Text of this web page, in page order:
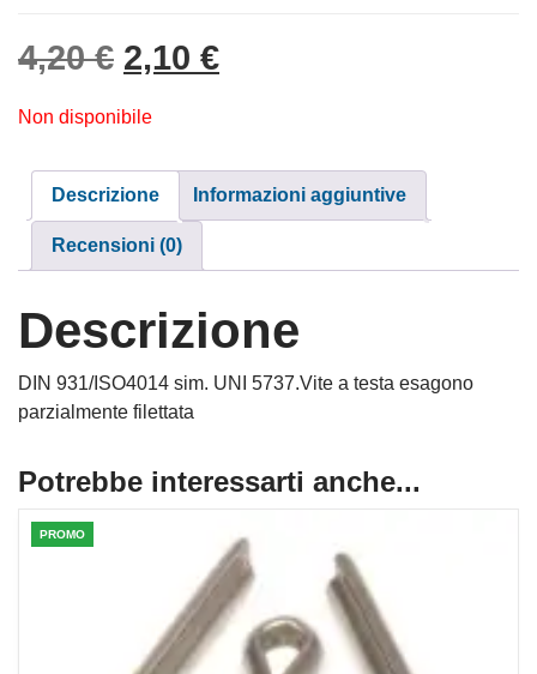
4,20€ Il prezzo originale era:
2,10 €Il prezzo attuale è:
Non disponibile
Descrizione Informazioni aggiuntive
Recensioni (0)
Descrizione
DIN 931/ISO4014 sim. UNI 5737.Vite a testa esagono
parzialmente filettata
Potrebbe interessarti anche...
PROMO